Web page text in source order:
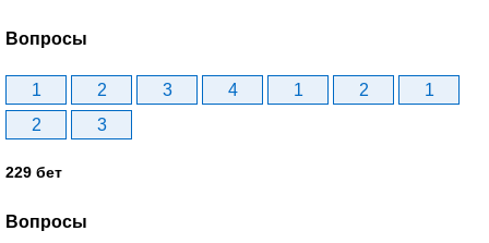
Вопросы
1 2 3 4 1 2
1
2
3
229 бет
Вопросы